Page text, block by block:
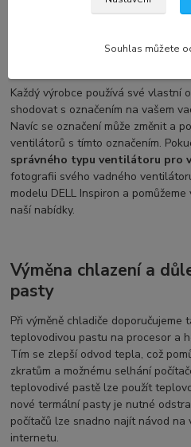
Každý výrobce používá své vlastní
shodovat s označením na vašem
Navíc se označení může změnit a
ventilátorů s tímto označením.
správného typu ventilátoru pro
fotografii svého vadného
modelu DELL Inspiron a
naší nabídky.
Výměna chlazení a
pasty
Při výměně chladiče doporučujeme
teplovodivou pastu na procesor a
Tím se zlepší odvod tepla, což
zkratům a možnému selhání
teplovodivé pastě lze použít
nové termální pasty je nutné
počítačů lze snadno najít návod na
internetu.
Souhlas můžete